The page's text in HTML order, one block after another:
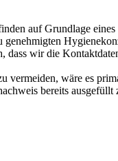
auf Grundlage
dass wir die
vermeiden, wäre es
bereits ausgefüllt